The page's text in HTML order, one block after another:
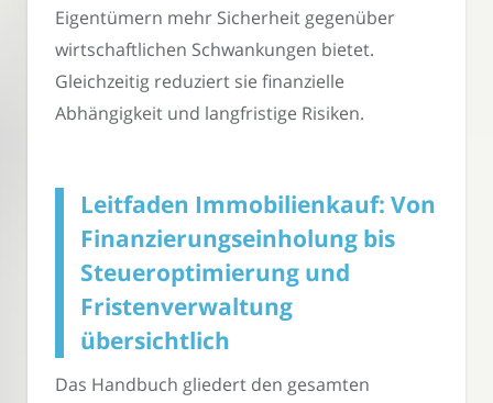
Eigentümern mehr Sicherheit gegenüber
wirtschaftlichen Schwankungen bietet.
Gleichzeitig reduziert sie finanzielle
Abhängigkeit und langfristige Risiken.
Leitfaden Immobilienkauf: Von
Finanzierungseinholung bis
Steueroptimierung und
Fristenverwaltung
übersichtlich
Das Handbuch gliedert den gesamten